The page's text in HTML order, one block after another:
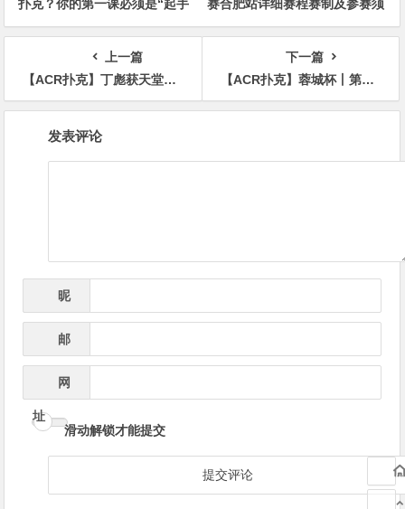
扑克？你的第一课必须是“起手
牌范围”
赛合肥站详细赛程赛制及参赛须
知发布（更新版）
上一篇
【ACR扑克】丁彪获天堂岛25K豪客赛第16名 EPT布拉格站开幕
下一篇
【ACR扑克】蓉城杯丨第四届蓉城杯B组火热依旧 118人共聚现场 赵健256000领衔B组
发表评论
昵
*
邮
*
网
址
滑动解锁才能提交